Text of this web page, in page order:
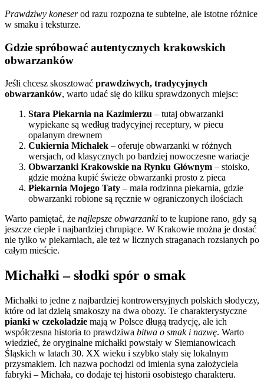
Prawdziwy koneserod razu rozpozna te subtelne, ale istotne różnice
w smaku i teksturze.
Gdzie spróbować autentycznych krakowskich
obwarzanków
Jeśli chcesz skosztować prawdziwych, tradycyjnych
obwarzanków, warto udać się do kilku sprawdzonych miejsc:
Stara Piekarnia na Kazimierzu – tutaj obwarzanki
wypiekane są według tradycyjnej receptury, w piecu
opalanym drewnem
Cukiernia Michałek – oferuje obwarzanki w różnych
wersjach, od klasycznych po bardziej nowoczesne wariacje
Obwarzanki Krakowskie na Rynku Głównym – stoisko,
gdzie można kupić świeże obwarzanki prosto z pieca
Piekarnia Mojego Taty – mała rodzinna piekarnia, gdzie
obwarzanki robione są ręcznie w ograniczonych ilościach
Warto pamiętać, że najlepsze obwarzanki to te kupione rano, gdy są
jeszcze ciepłe i najbardziej chrupiące. W Krakowie można je dostać
nie tylko w piekarniach, ale też w licznych straganach rozsianych po
całym mieście.
Michałki – słodki spór o smak
Michałki to jedne z najbardziej kontrowersyjnych polskich słodyczy,
które od lat dzielą smakoszy na dwa obozy. Te charakterystyczne
pianki w czekoladzie mają w Polsce długą tradycję, ale ich
współczesna historia to prawdziwa bitwa o smak i nazwę. Warto
wiedzieć, że oryginalne michałki powstały w Siemianowicach
Śląskich w latach 30. XX wieku i szybko stały się lokalnym
przysmakiem. Ich nazwa pochodzi od imienia syna założyciela
fabryki – Michała, co dodaje tej historii osobistego charakteru.